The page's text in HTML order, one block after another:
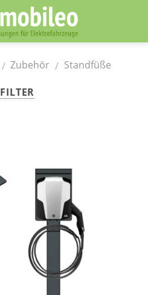
/ Zubehör / Standfüße
FILTER